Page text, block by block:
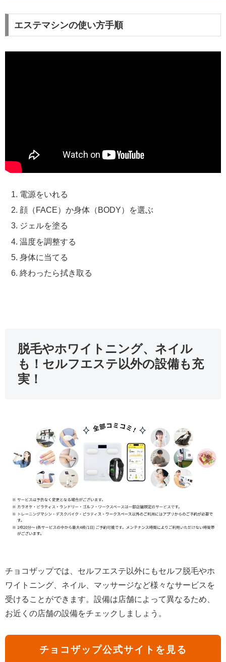
エステマシンの使い方手順
電源をいれる
顔（FACE）か身体（BODY）を選ぶ
ジェルを塗る
温度を調整する
身体に当てる
終わったら拭き取る
脱毛やホワイトニング、ネイル
も！セルフエステ以外の設備も充
実！
チョコザップでは、セルフエステ以外にもセルフ脱毛やホ
ワイトニング、ネイル、マッサージなど様々なサービスを
受けることができます。設備は店舗によって異なるため、
お近くの店舗の設備をチェックしましょう。
チョコザップ公式サイトを見る